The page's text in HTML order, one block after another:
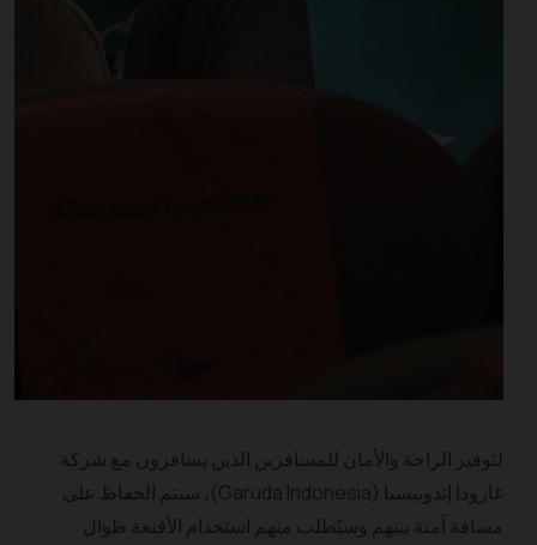
لتوفير الراحة والأمان للمسافرين الذين يسافرون مع شركة
غارودا إندونيسيا (Garuda Indonesia)، سيتم الحفاظ على
مسافة آمنة بينهم وسيُطلب منهم استخدام الأقنعة طوال